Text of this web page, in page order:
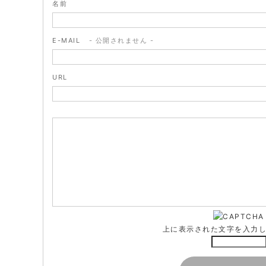
名前
E-MAIL - 公開されません -
URL
上に表示された文字を入力